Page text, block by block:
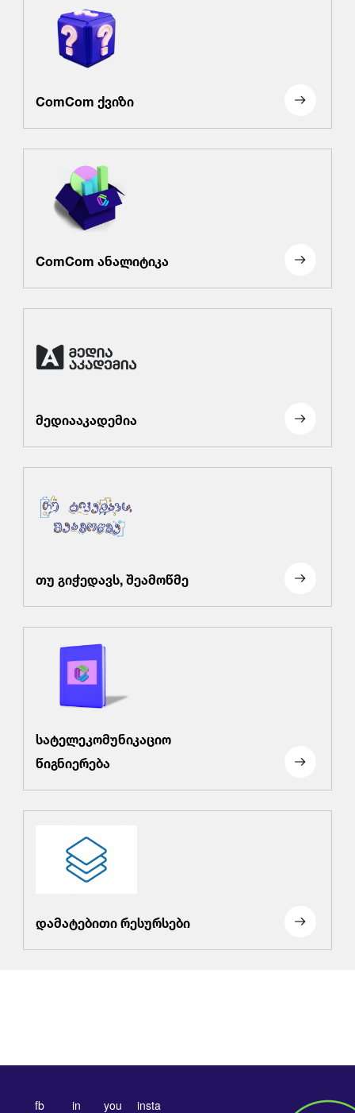
ComCom ქვიზი
ComCom ანალიტიკა
მედიააკადემია
თუ გიჭედავს, შეამოწმე
სატელეკომუნიკაციო
წიგნიერება
დამატებითი რესურსები
fb in you insta